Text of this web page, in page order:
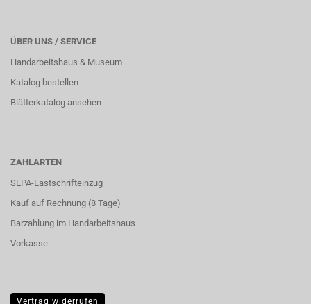
ÜBER UNS / SERVICE
Handarbeitshaus & Museum
Katalog bestellen
Blätterkatalog ansehen
ZAHLARTEN
SEPA-Lastschrifteinzug
Kauf auf Rechnung (8 Tage)
Barzahlung im Handarbeitshaus
Vorkasse
Vertrag widerrufen